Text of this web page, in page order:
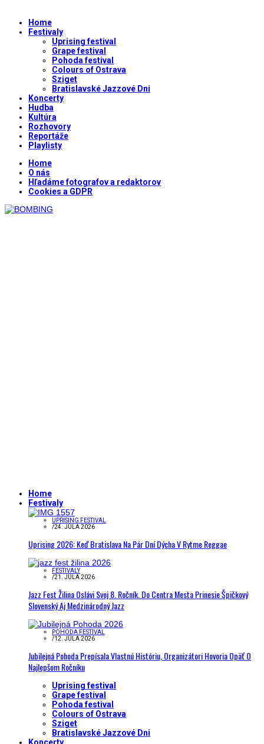
Home
Festivaly
Uprising festival
Grape festival
Pohoda festival
Colours of Ostrava
Sziget
Bratislavské Jazzové Dni
Koncerty
Hudba
Kultúra
Rozhovory
Reportáže
Playlisty
Home
O nás
Hľadáme fotografov a redaktorov
Cookies a GDPR
Home
Festivaly
UPRISING FESTIVAL
/24. JÚLA 2026
Uprising 2026: Keď Bratislava Na Pár Dní Dýcha V Rytme Reggae
FESTIVALY
/21. JÚLA 2026
Jazz Fest Žilina Oslávi Svoj 8. Ročník. Do Centra Mesta Prinesie Špičkový
Slovenský Aj Medzinárodný Jazz
POHODA FESTIVAL
/12. JÚLA 2026
Jubilejná Pohoda Prepísala Vlastnú Históriu, Organizátori Hovoria Opäť O
Najlepšom Ročníku
Uprising festival
Grape festival
Pohoda festival
Colours of Ostrava
Sziget
Bratislavské Jazzové Dni